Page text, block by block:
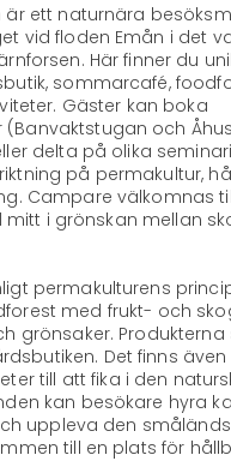
är ett naturnära
vid floden Emån i det
Här finner du
sommarcafé,
Gäster kan boka
och
delta på olika
på permakultur,
Campare välkomnas
mitt i grönskan mellan
permakulturens
med frukt- och
grönsaker. Produkterna
Det finns även
till att fika i den
kan besökare hyra
uppleva den
till en plats för